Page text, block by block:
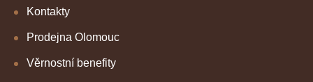
Kontakty
Prodejna Olomouc
Věrnostní benefity